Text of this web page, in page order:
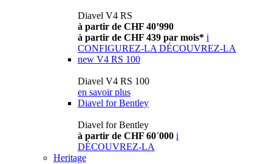
Diavel V4 RS
à partir de CHF 40’990
à partir de CHF 439 par mois* i
CONFIGUREZ-LA DÉCOUVREZ-LA
new V4 RS 100
Diavel V4 RS 100
en savoir plus
Diavel for Bentley
Diavel for Bentley
à partir de CHF 60´000 i
DÉCOUVREZ-LA
Heritage